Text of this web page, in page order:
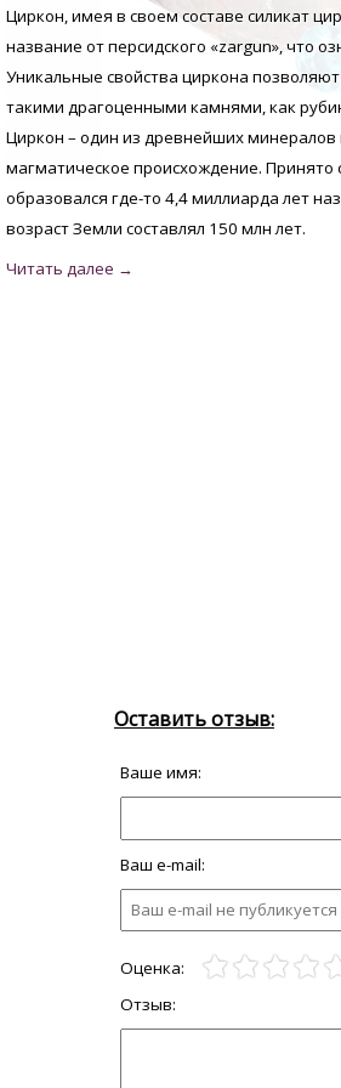
Циркон, имея в своем составе силикат
название от персидского «zargun», что
Уникальные свойства циркона
такими драгоценными камнями, как
Циркон – один из древнейших
магматическое происхождение. Принято
образовался где-то 4,4 миллиарда лет
возраст Земли составлял 150 млн лет.